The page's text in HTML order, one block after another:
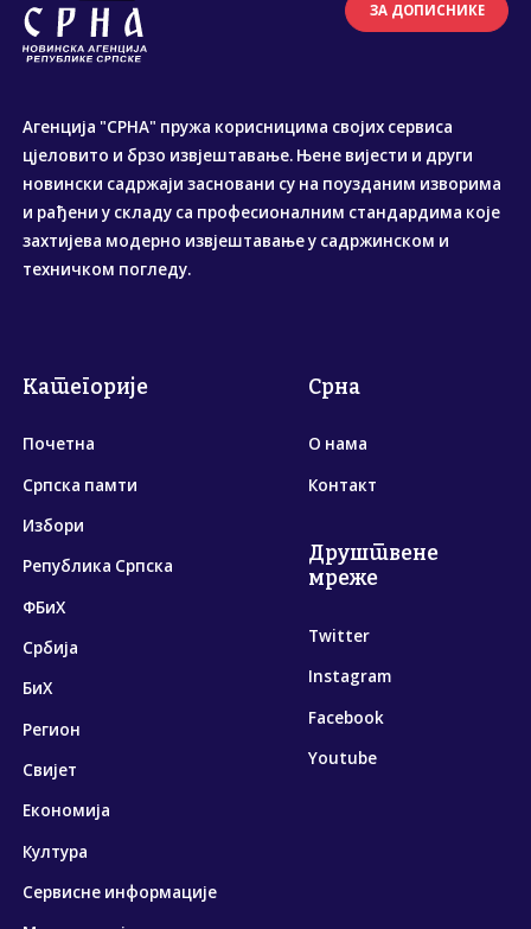
ЗА ДОПИСНИКЕ
Агенција "СРНА" пружа корисницима својих сервиса
цјеловито и брзо извјештавање. Њене вијести и други
новински садржаји засновани су на поузданим изворима
и рађени у складу са професионалним стандардима које
захтијева модерно извјештавање у садржинском и
техничком погледу.
Категорије
Почетна
Српска памти
Избори
Република Српска
ФБиХ
Србија
БиХ
Регион
Свијет
Економија
Култура
Сервисне информације
Срна
О нама
Контакт
Друштвене
мреже
Twitter
Instagram
Facebook
Youtube